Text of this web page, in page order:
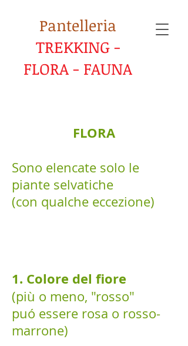
Pantelleria
TREKKING -
FLORA - FAUNA
FLORA
Sono elencate solo le
piante selvatiche
(con qualche eccezione)
1. Colore del fiore
(più o meno, "rosso"
puó essere rosa o rosso-
marrone)